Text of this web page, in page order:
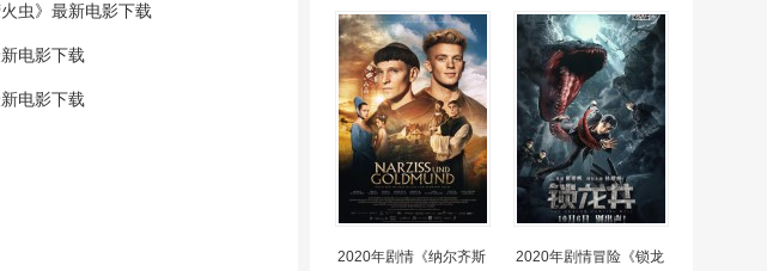
虫》最新电影下载
电影下载
电影下载
2020年剧情《纳尔齐斯 2020年剧情冒险《锁龙